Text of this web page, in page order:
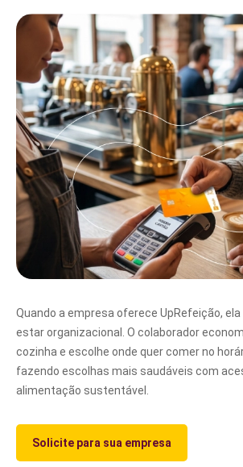
Quando a empresa oferece UpRefeição,
estar organizacional. O colaborador
cozinha e escolhe onde quer comer no
fazendo escolhas mais saudáveis com
alimentação sustentável.
Solicite para sua empresa